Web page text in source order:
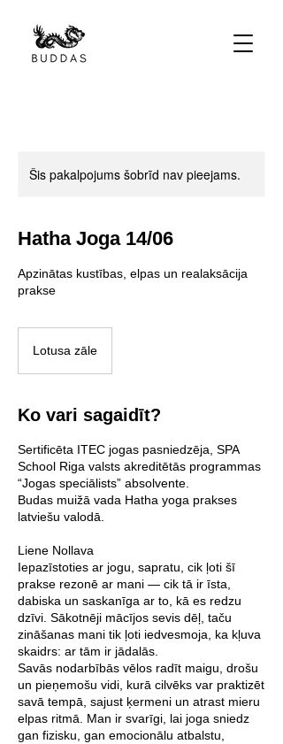
Šis pakalpojums šobrīd nav pieejams.
Hatha Joga 14/06
Apzinātas kustības, elpas un realaksācija
prakse
Lotusa zāle
Ko vari sagaidīt?
Sertificēta ITEC jogas pasniedzēja, SPA
School Riga valsts akreditētās programmas
“Jogas speciālists” absolvente.
Budas muižā vada Hatha yoga prakses
latviešu valodā.
Liene Nollava
Iepazīstoties ar jogu, sapratu, cik ļoti šī
prakse rezonē ar mani — cik tā ir īsta,
dabiska un saskanīga ar to, kā es redzu
dzīvi. Sākotnēji mācījos sevis dēļ, taču
zināšanas mani tik ļoti iedvesmoja, ka kļuva
skaidrs: ar tām ir jādalās.
Savās nodarbībās vēlos radīt maigu, drošu
un pieņemošu vidi, kurā cilvēks var praktizēt
savā tempā, sajust ķermeni un atrast mieru
elpas ritmā. Man ir svarīgi, lai joga sniedz
gan fizisku, gan emocionālu atbalstu,